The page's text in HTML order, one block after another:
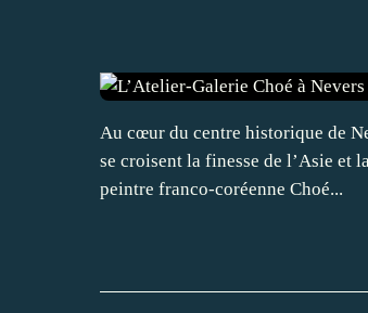
Au cœur du centre historique de
se croisent la finesse de l’Asie et
peintre franco-coréenne Choé...